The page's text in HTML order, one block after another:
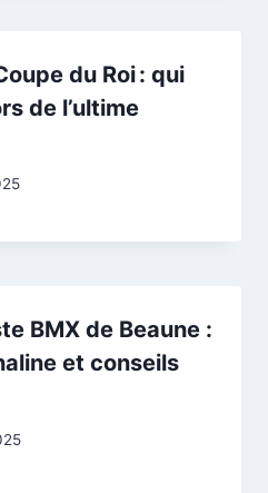
du Roi : qui
de l’ultime
BMX de Beaune :
et conseils